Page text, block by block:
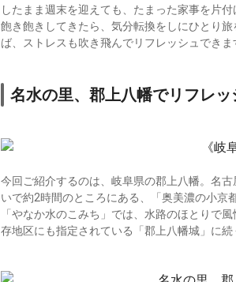
したまま週末を迎えても、たまった家事を片
飽き飽きしてきたら、気分転換をしにひとり
ば、ストレスも吹き飛んでリフレッシュできま
名水の里、郡上八幡でリフレッ
今回ご紹介するのは、岐阜県の郡上八幡。名
いで約2時間のところにある、「奥美濃の小京
「やなか水のこみち」では、水路のほとりで
存地区にも指定されている「郡上八幡城」に